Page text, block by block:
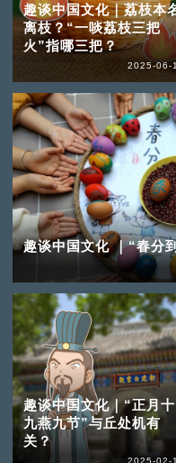
趣谈中国文化｜荔枝本
离枝？“一啖荔枝三把
火”指哪三把？
2025-06-
趣谈中国文化 ｜“春分
趣谈中国文化｜“正月十
九燕九节”与丘处机有
关？
2025-02-